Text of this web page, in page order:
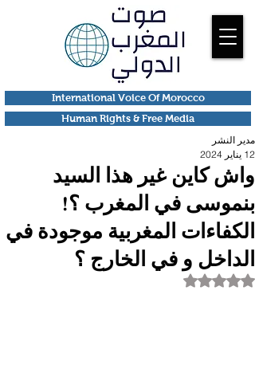
Human Rights & Free Media
International Voice Of Morocco
واش كاين غير هذا السيد
بنموسى في المغرب ؟!
الكفاءات المغربية موجودة في
الداخل و في الخارج ؟
مدير النشر
12 يناير 2024
تم التقييم بـ ليس رقمًا من أصل 5 نجوم.